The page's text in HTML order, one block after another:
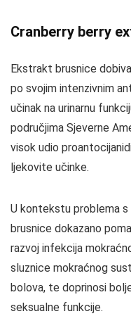
Cranberry berry
Ekstrakt brusnice
po svojim intenzivnim
učinak na urinarnu
područjima Sjeverne
visok udio
ljekovite učinke.
U kontekstu problema
brusnice dokazano
razvoj infekcija
sluznice mokraćnog
bolova, te doprinosi
seksualne funkcije.